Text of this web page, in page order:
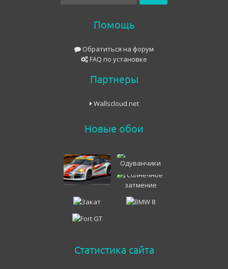
Помощь
Обратиться на форум
FAQ по установке
Партнеры
Wallscloud.net
Новые обои
Статистика сайта